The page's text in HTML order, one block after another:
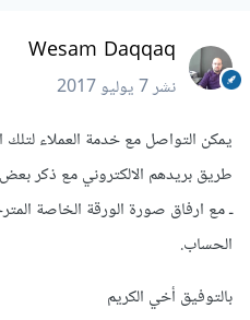
Wesam Daqqaq
نشر7 يوليو 2017
يمكن التواصل مع خدمة العملاء لتلك
طريق بريدهم الالكتروني مع ذكر
ـ مع ارفاق صورة الورقة الخاصة
الحساب.
بالتوفيق أخي الكريم